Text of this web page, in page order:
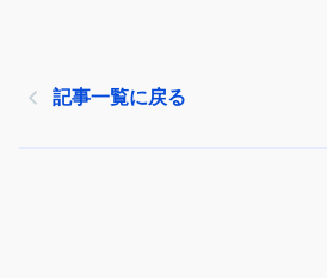
記事一覧に戻る